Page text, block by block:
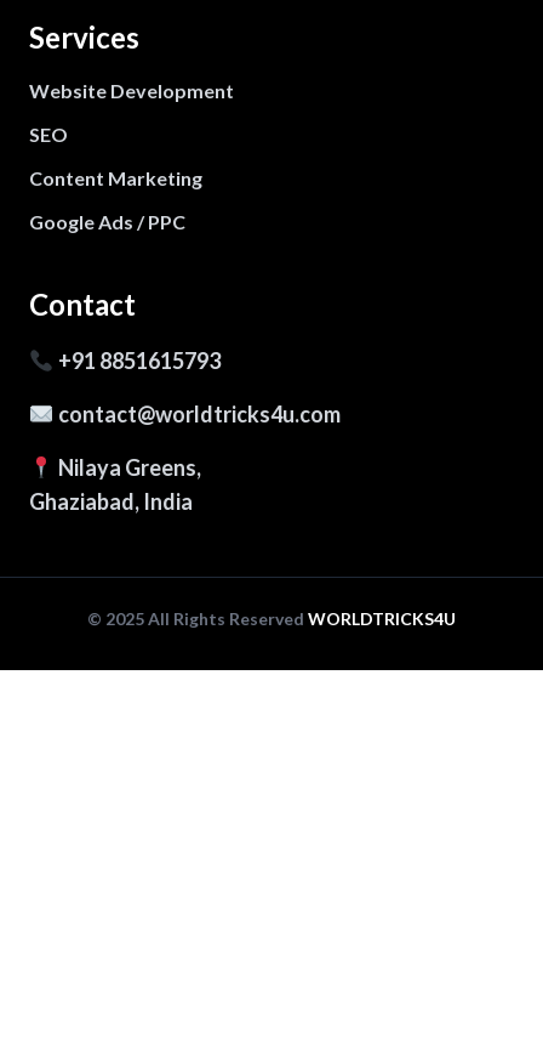
Services
Website Development
SEO
Content Marketing
Google Ads / PPC
Contact
+91 8851615793
contact@worldtricks4u.com
Nilaya Greens,
Ghaziabad, India
© 2025 All Rights Reserved WORLDTRICKS4U